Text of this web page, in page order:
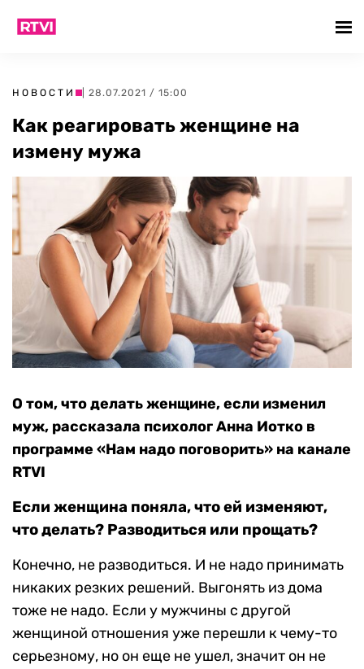
НОВОСТИ | 28.07.2021 / 15:00
Как реагировать женщине на
измену мужа
О том, что делать женщине, если изменил
муж, рассказала психолог Анна Иотко в
программе «Нам надо поговорить» на канале
RTVI
Если женщина поняла, что ей изменяют,
что делать? Разводиться или прощать?
Конечно, не разводиться. И не надо принимать
никаких резких решений. Выгонять из дома
тоже не надо. Если у мужчины с другой
женщиной отношения уже перешли к чему-то
серьезному, но он еще не ушел, значит он не